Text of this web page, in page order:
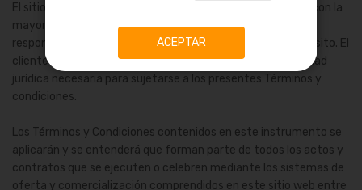
El sitio web se encuentra dirigido a personas que cuenten con la
mayoría de edad, en ese sentido, el titular no tendrá
responsabilidad alguna por el incumplimiento de este requisito. El
cliente declara ser mayor de edad y disponer de la capacidad
jurídica necesaria para sujetarse a los presentes Términos y
condiciones.
Los Términos y Condiciones contenidos en este instrumento se
aplicarán y se entenderá que forman parte de todos los actos y
contratos que se ejecuten o celebren mediante los sistemas de
oferta y comercialización comprendidos en este sitio web entre
ACEPTAR